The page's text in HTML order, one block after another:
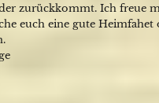
zurückkommt. Ich freue
euch eine gute Heimfahet